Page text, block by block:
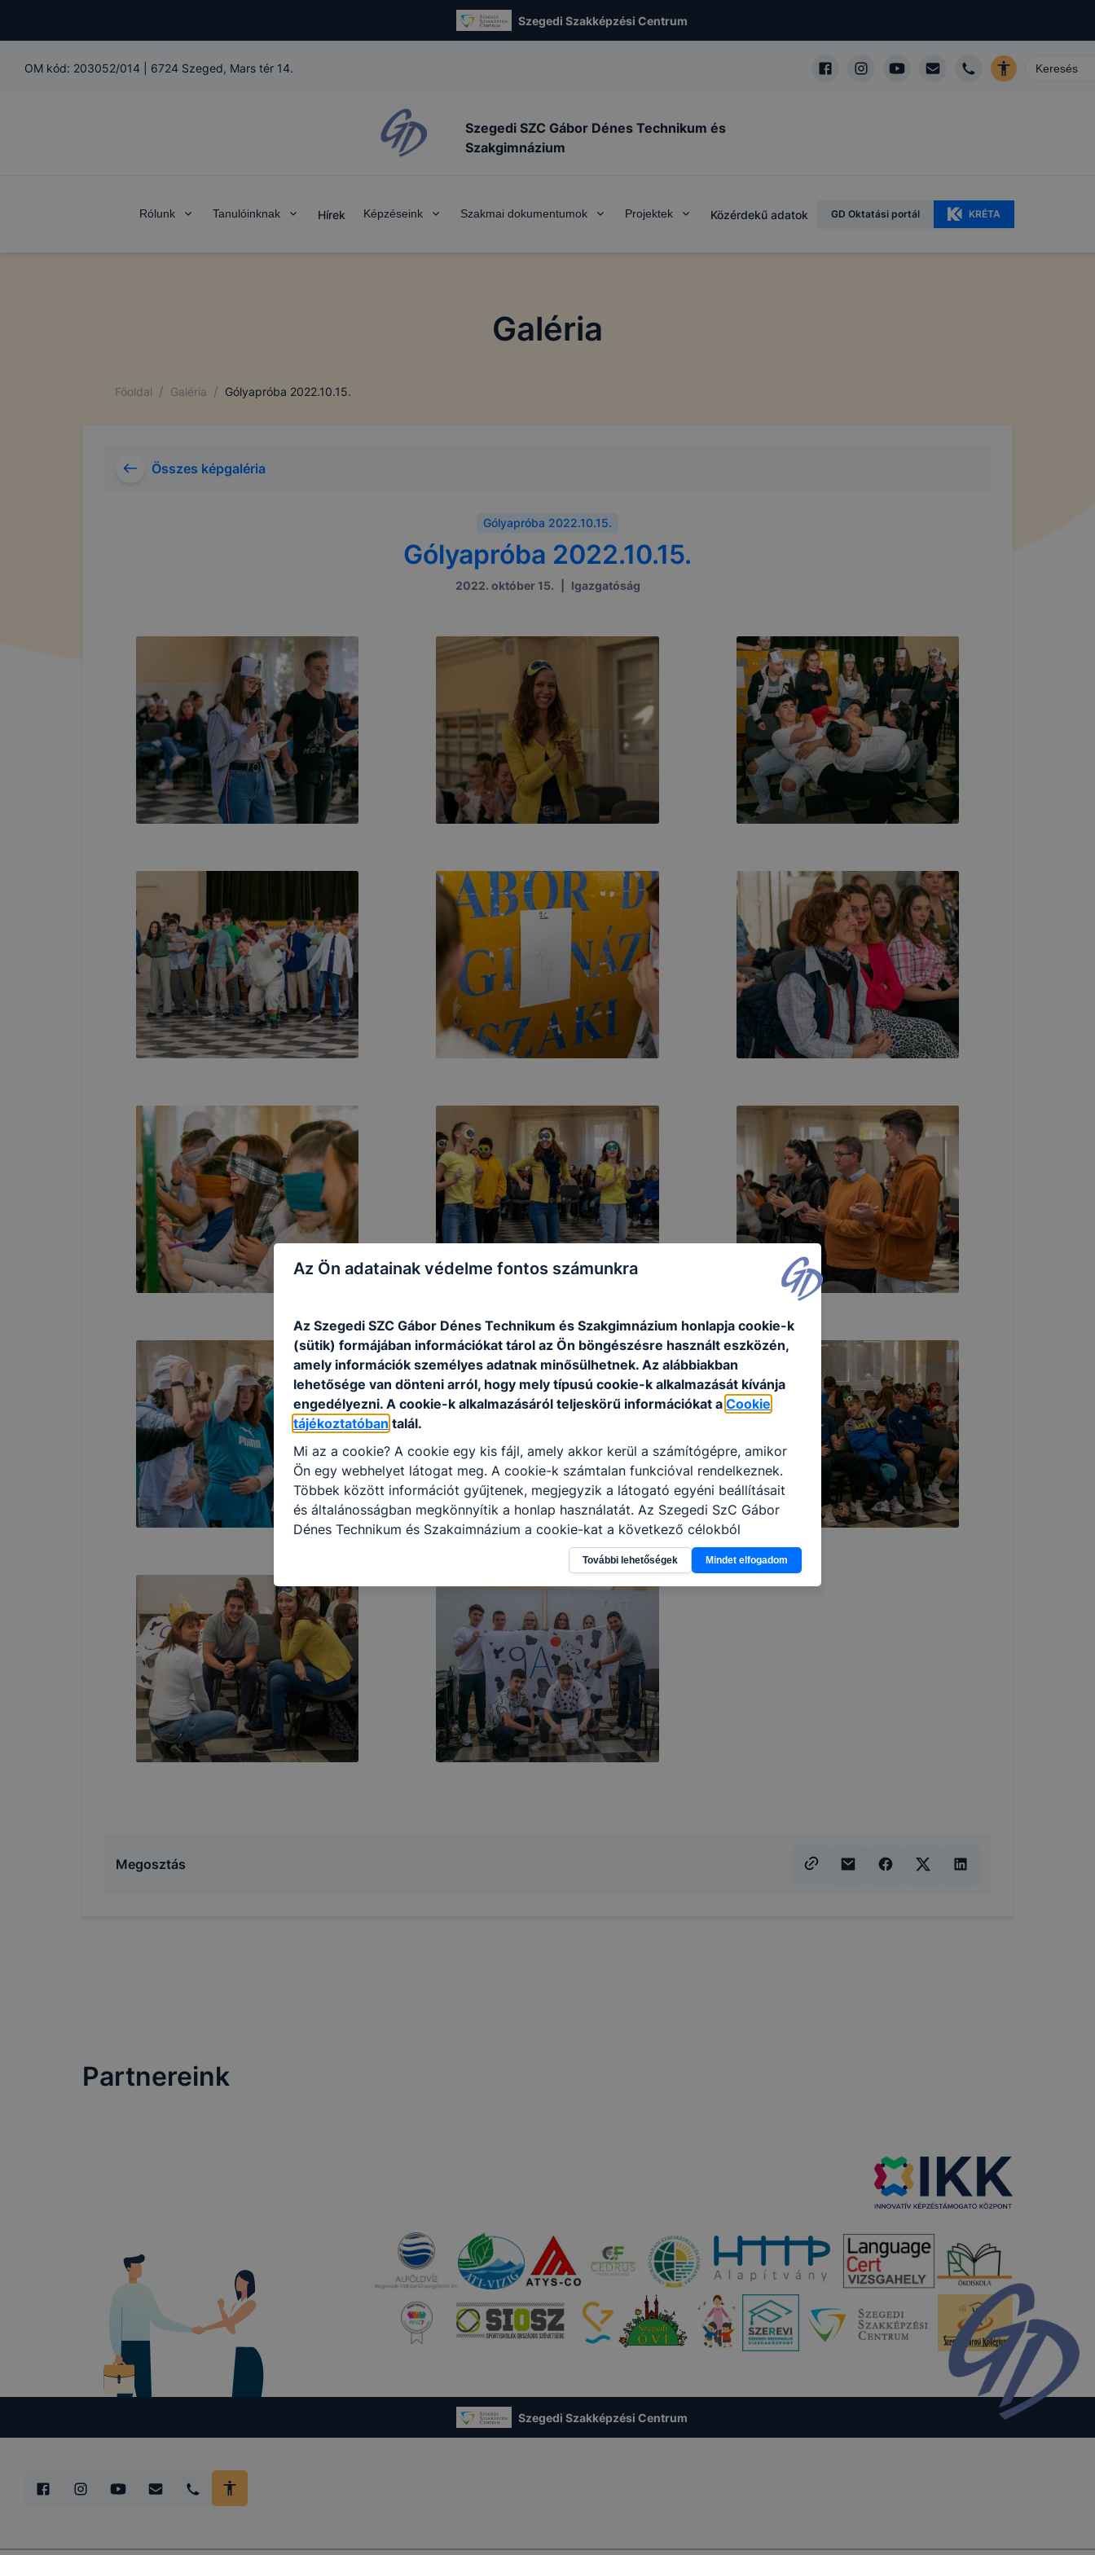
Szegedi Szakképzési Centrum
OM kód: 203052/014 6724 Szeged, Mars tér 14.
Szegedi SZC Gábor Dénes Technikum és
Szakgimnázium
Rólunk Tanulóinknak Hírek Képzéseink Szakmai dokumentumok Projektek Közérdekű adatok GD Oktatási portál KRÉTA
Galéria
Főoldal / Galéria / Gólyapróba 2022.10.15.
Összes képgaléria
Gólyapróba 2022.10.15.
Gólyapróba 2022.10.15.
2022. október 15. Igazgatóság
Megosztás
Partnereink
Szegedi Szakképzési Centrum
Az Ön adatainak védelme fontos számunkra
Az Szegedi SZC Gábor Dénes Technikum és Szakgimnázium honlapja cookie-k
(sütik) formájában információkat tárol az Ön böngészésre használt eszközén,
amely információk személyes adatnak minősülhetnek. Az alábbiakban
lehetősége van dönteni arról, hogy mely típusú cookie-k alkalmazását kívánja
engedélyezni. A cookie-k alkalmazásáról teljeskörű információkat a Cookie
tájékoztatóban talál.
Mi az a cookie? A cookie egy kis fájl, amely akkor kerül a számítógépre, amikor
Ön egy webhelyet látogat meg. A cookie-k számtalan funkcióval rendelkeznek.
Többek között információt gyűjtenek, megjegyzik a látogató egyéni beállításait
és általánosságban megkönnyítik a honlap használatát. Az Szegedi SzC Gábor
Dénes Technikum és Szakgimnázium a cookie-kat a következő célokból
használja: információ gyűjtése azzal kapcsolatban, hogyan használja Ön a
honlapot -annak felmérésével, hogy a honlap melyik részeit látogatja, vagy
használja leginkább, így megtudhatjuk, hogyan biztosítsunk Önnek még jobb
felhasználói élményt, ha ismét meglátogatja oldalunkat, honlap fejlesztése.
Hogyan ellenőrizheti és hogyan tudja kikapcsolni a cookie-kat? Minden modern
böngésző engedélyezi a cookie-k beállításának a változtatását. A legtöbb
böngésző alapértelmezettként automatikusan elfogadja a cookie-kat, de ezek
általában megváltoztathatók. Felhívjuk figyelmét, hogy mivel a cookie-k célja
honlapunk használhatóságának és folyamatainak megkönnyítése vagy lehetővé
tétele, a cookie-k alkalmazásának megakadályozása vagy törlése által
előfordulhat, hogy felhasználóink nem lesznek képesek honlapunk funkcióinak
teljes körű használatára, vagy a honlap a tervezettől eltérően fog működni
További lehetőségek Mindet elfogadom